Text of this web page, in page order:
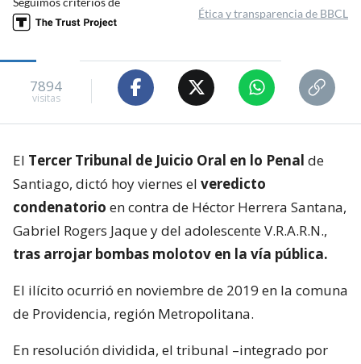
Ética y transparencia de BBCL
7894
visitas
El Tercer Tribunal de Juicio Oral en lo Penal de
Santiago, dictó hoy viernes el veredicto
condenatorio en contra de Héctor Herrera Santana,
Gabriel Rogers Jaque y del adolescente V.R.A.R.N.,
tras arrojar bombas molotov en la vía pública.
El ilícito ocurrió en noviembre de 2019 en la comuna
de Providencia, región Metropolitana.
En resolución dividida, el tribunal –integrado por